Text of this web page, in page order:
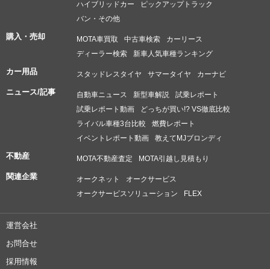
ハイブリッドカー
ピックアップトラック
バン・その他
購入・売却 MOTA車買取 中古車検索
カーリース
ディーラー検索
新車人気車種ランキング
カー用品 スタッドレスタイヤ サマータイヤ カーナビ
ニュース/記事 自動車ニュース 新型車解説
試乗レポート
試乗レポート動画
どっちが買い!? VS徹底比較
ライバル車種3台比較
燃費レポート
イベントレポート動画
教えてMJブロンディ
不動産 MOTA不動産査定 MOTA引越し見積もり
関連企業 オークネット
オークサービス
オークサービスソリューション
FLEX
運営会社
お問合せ
採用情報